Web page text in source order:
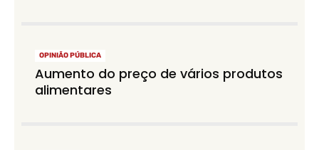
OPINIÃO PÚBLICA
Aumento do preço de vários produtos
alimentares